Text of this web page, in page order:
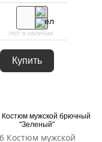
Нет в наличии
Купить
Костюм мужской